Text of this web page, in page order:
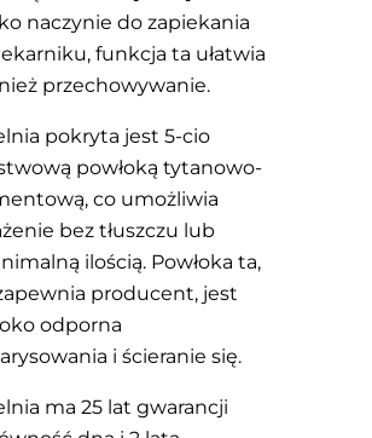
naczynie do zapiekania
funkcja ta ułatwia
przechowywanie.
pokryta jest 5-cio
powłoką tytanowo-
co umożliwia
bez tłuszczu lub
ilością. Powłoka ta,
producent, jest
odporna
i ścieranie się.
ma 25 lat gwarancji